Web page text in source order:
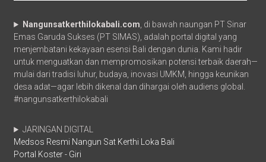
Nangunsatkerthilokabali.com , di bawah naungan PT Sinar
Emas Garuda Sukses (PT SIMAS), adalah portal digital yang
menjembatani kekayaan esensi Bali dengan dunia. Kami hadir
untuk menguatkan dan mempromosikan potensi terbaik daerah—
mulai dari tradisi luhur, budaya, inovasi UMKM, hingga keunikan
desa adat—agar lebih dikenal dan dihargai oleh audiens global.
#nangunsatkerthilokabali
JARINGAN DIGITAL
Medsos Resmi Nangun Sat Kerthi Loka Bali
Portal Koster - Giri